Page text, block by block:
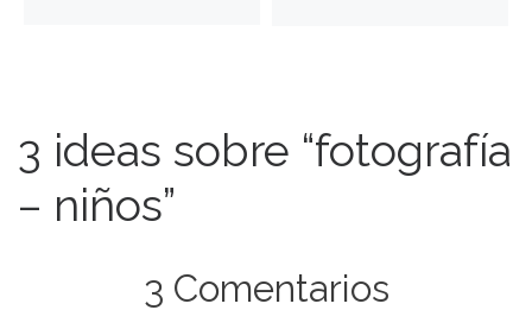
3 ideas sobre “fotografía
– niños”
3 Comentarios